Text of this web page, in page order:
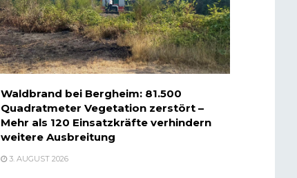
Waldbrand bei Bergheim: 81.500
Quadratmeter Vegetation zerstört –
Mehr als 120 Einsatzkräfte verhindern
weitere Ausbreitung
3. AUGUST 2026